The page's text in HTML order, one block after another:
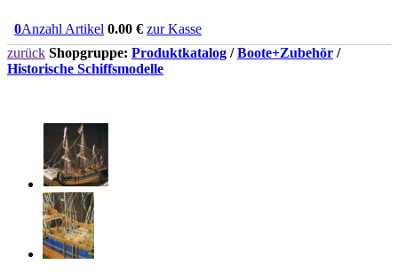
0Anzahl Artikel 0.00 € zur Kasse
zurück Shopgruppe: Produktkatalog /Boote+Zubehör /
Historische Schiffsmodelle